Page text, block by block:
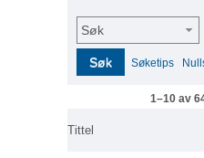
Søk
Søk Søketips
1–10 av
Tittel